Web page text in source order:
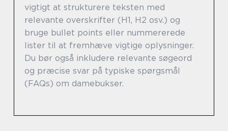
vigtigt at strukturere teksten med
relevante overskrifter (H1, H2 osv.) og
bruge bullet points eller nummererede
lister til at fremhæve vigtige oplysninger.
Du bør også inkludere relevante søgeord
og præcise svar på typiske spørgsmål
(FAQs) om damebukser.